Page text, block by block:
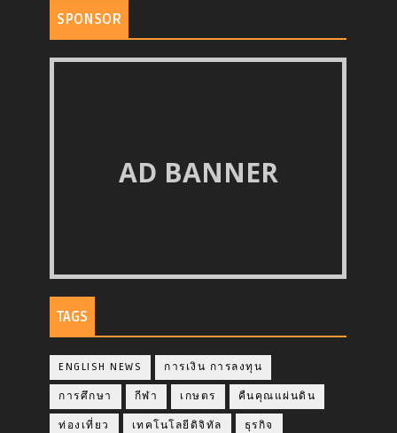
SPONSOR
AD BANNER
TAGS
ENGLISH NEWS การเงิน การลงทุน
การศึกษา กีฬา เกษตร คืนคุณแผ่นดิน
ท่องเที่ยว เทคโนโลยีดิจิทัล ธุรกิจ